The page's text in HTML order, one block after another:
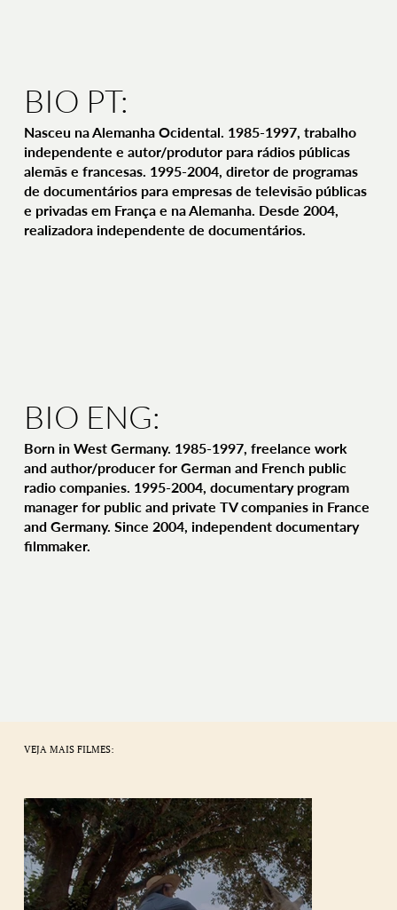
BIO PT:
Nasceu na Alemanha Ocidental. 1985-1997, trabalho
independente e autor/produtor para rádios públicas
alemãs e francesas. 1995-2004, diretor de programas
de documentários para empresas de televisão públicas
e privadas em França e na Alemanha. Desde 2004,
realizadora independente de documentários.
BIO ENG:
Born in West Germany. 1985-1997, freelance work
and author/producer for German and French public
radio companies. 1995-2004, documentary program
manager for public and private TV companies in France
and Germany. Since 2004, independent documentary
filmmaker.
VEJA MAIS FILMES: